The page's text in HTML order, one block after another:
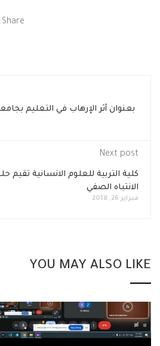
Share:
بعنوان أثر الإرهاب في التعليم بجامعة
Next post
كلية التربية للعلوم الانسانية
الانتباه الصفي
فبراير 26, 2018
YOU MAY ALSO LIKE